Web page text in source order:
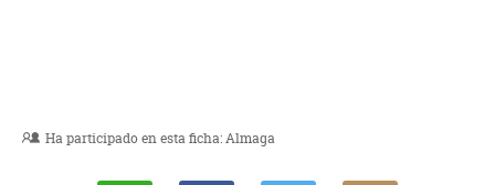
Ha participado en esta ficha:Almaga